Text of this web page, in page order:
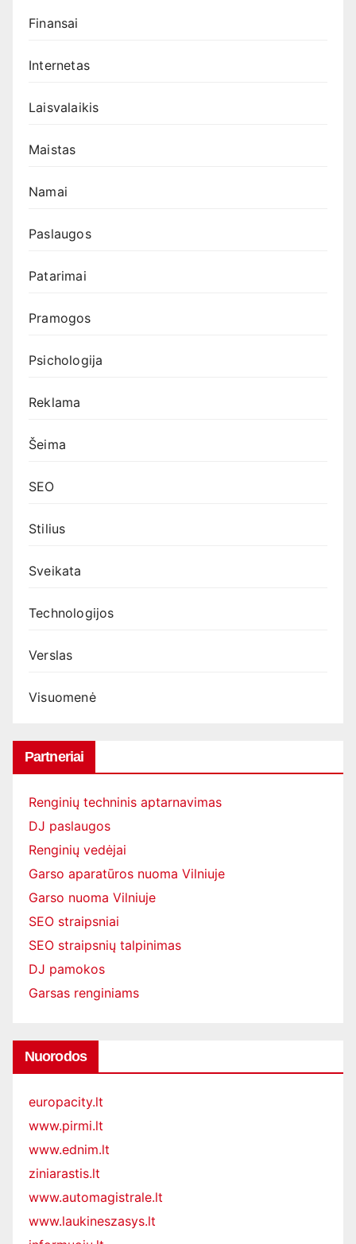
Finansai
Internetas
Laisvalaikis
Maistas
Namai
Paslaugos
Patarimai
Pramogos
Psichologija
Reklama
Šeima
SEO
Stilius
Sveikata
Technologijos
Verslas
Visuomenė
Partneriai
Renginių techninis aptarnavimas
DJ paslaugos
Renginių vedėjai
Garso aparatūros nuoma Vilniuje
Garso nuoma Vilniuje
SEO straipsniai
SEO straipsnių talpinimas
DJ pamokos
Garsas renginiams
Nuorodos
europacity.lt
www.pirmi.lt
www.ednim.lt
ziniarastis.lt
www.automagistrale.lt
www.laukineszasys.lt